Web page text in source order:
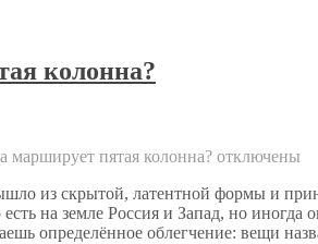
колонна?
марширует пятая колонна? отключены
из скрытой, латентной формы и
на земле Россия и Запад, но
определённое облегчение: вещи